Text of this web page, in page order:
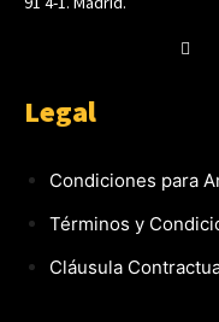
Legal
Condiciones para
Términos y
Cláusula